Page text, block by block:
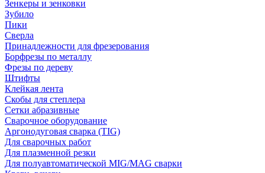
Зенкеры и зенковки
Зубило
Пики
Сверла
Принадлежности для фрезерования
Борфрезы по металлу
Фрезы по дереву
Штифты
Клейкая лента
Скобы для степлера
Сетки абразивные
Сварочное оборудование
Аргонодуговая сварка (TIG)
Для сварочных работ
Для плазменной резки
Для полуавтоматической MIG/MAG сварки